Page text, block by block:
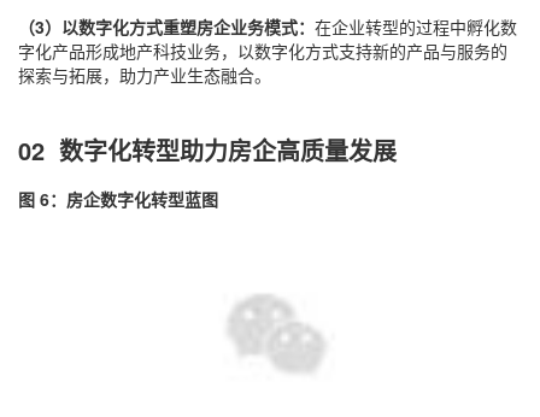
（3）以数字化方式重塑房企业务模式： 在企业转型的过程中孵化数
字化产品形成地产科技业务，以数字化方式支持新的产品与服务的
探索与拓展，助力产业生态融合。
02 数字化转型助力房企高质量发展
图 6：房企数字化转型蓝图